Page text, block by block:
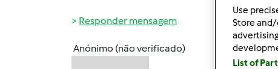
Responder mensagem
Anónimo (não verificado)
Use
Store
List of